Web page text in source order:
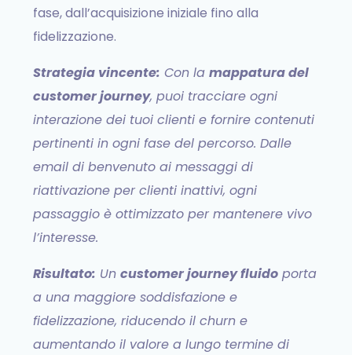
fase, dall’acquisizione iniziale fino alla
fidelizzazione.
Strategia vincente: Con lamappatura del
customer journey, puoi tracciare ogni
interazione dei tuoi clienti e fornire contenuti
pertinenti in ogni fase del percorso. Dalle
email di benvenuto ai messaggi di
riattivazione per clienti inattivi, ogni
passaggio è ottimizzato per mantenere vivo
l’interesse.
Risultato: Uncustomer journey fluido porta
a una maggiore soddisfazione e
fidelizzazione, riducendo il churn e
aumentando il valore a lungo termine di